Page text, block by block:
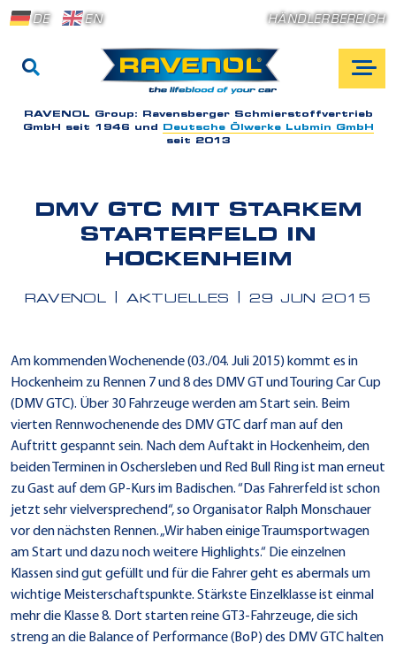
DE EN HÄNDLERBEREICH
RAVENOL Group: Ravensberger Schmierstoffvertrieb
GmbH seit 1946 und
Deutsche Ölwerke Lubmin GmbH
seit 2013
DMV GTC MIT STARKEM
STARTERFELD IN
HOCKENHEIM
RAVENOL AKTUELLES 29 JUN 2015
Am kommenden Wochenende (03./04. Juli 2015) kommt es in
Hockenheim zu Rennen 7 und 8 des DMV GT und Touring Car Cup
(DMV GTC). Über 30 Fahrzeuge werden am Start sein. Beim
vierten Rennwochenende des DMV GTC darf man auf den
Auftritt gespannt sein. Nach dem Auftakt in Hockenheim, den
beiden Terminen in Oschersleben und Red Bull Ring ist man erneut
zu Gast auf dem GP-Kurs im Badischen. “Das Fahrerfeld ist schon
jetzt sehr vielversprechend“, so Organisator Ralph Monschauer
vor den nächsten Rennen. „Wir haben einige Traumsportwagen
am Start und dazu noch weitere Highlights.“ Die einzelnen
Klassen sind gut gefüllt und für die Fahrer geht es abermals um
wichtige Meisterschaftspunkte. Stärkste Einzelklasse ist einmal
mehr die Klasse 8. Dort starten reine GT3-Fahrzeuge, die sich
streng an die Balance of Performance (BoP) des DMV GTC halten